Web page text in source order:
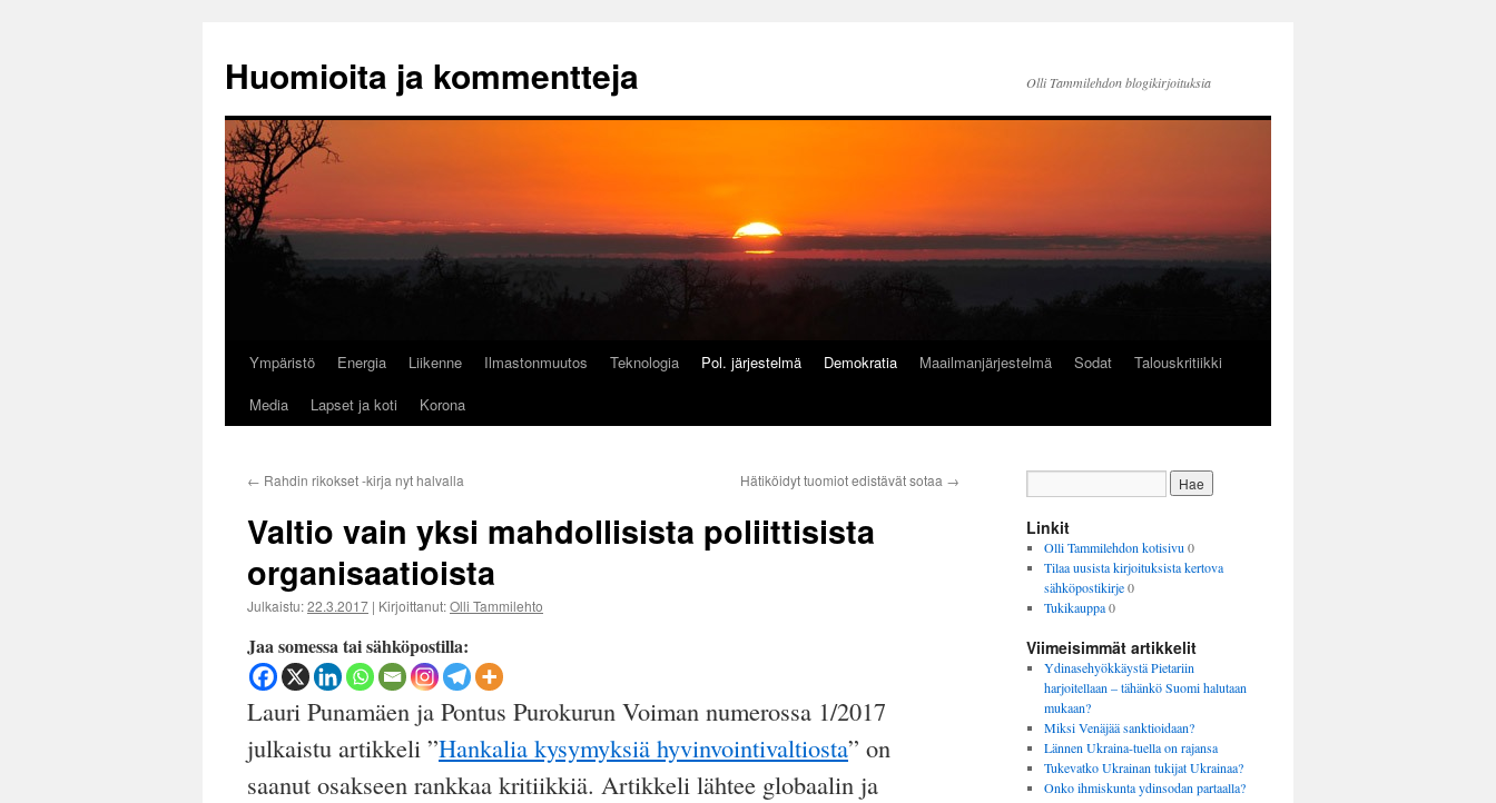
Huomioita ja kommentteja Olli Tammilehdon blogikirjoituksia
Siirry
sisältöön
Ympäristö Energia Liikenne Ilmastonmuutos Teknologia Pol. järjestelmä Demokratia Maailmanjärjestelmä Sodat
Talouskritiikki
Media
Lapset ja koti Korona
← Rahdin rikokset -kirja nyt halvalla Hätiköidyt tuomiot edistävät sotaa →
Valtio vain yksi mahdollisista poliittisista
organisaatioista
Julkaistu:22.3.2017 | Kirjoittanut:Olli Tammilehto
Jaa somessa tai sähköpostilla:
Lauri Punamäen ja Pontus Purokurun Voiman numerossa 1/2017
julkaistu artikkeli ”Hankalia kysymyksiä hyvinvointivaltiosta” on
saanut osakseen rankkaa kritiikkiä. Artikkeli lähtee globaalin ja
Linkit
Olli Tammilehdon kotisivu 0
Tilaa uusista kirjoituksista kertova
sähköpostikirje0
Tukikauppa0
Viimeisimmät artikkelit
Ydinasehyökkäystä Pietariin
harjoitellaan – tähänkö Suomi halutaan
mukaan?
Miksi Venäjää sanktioidaan?
Lännen Ukraina-tuella on rajansa
Tukevatko Ukrainan tukijat Ukrainaa?
Onko ihmiskunta ydinsodan partaalla?